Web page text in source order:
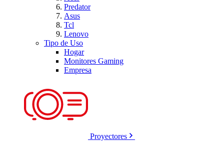
Predator
Asus
Tcl
Lenovo
Tipo de Uso
Hogar
Monitores Gaming
Empresa
Proyectores